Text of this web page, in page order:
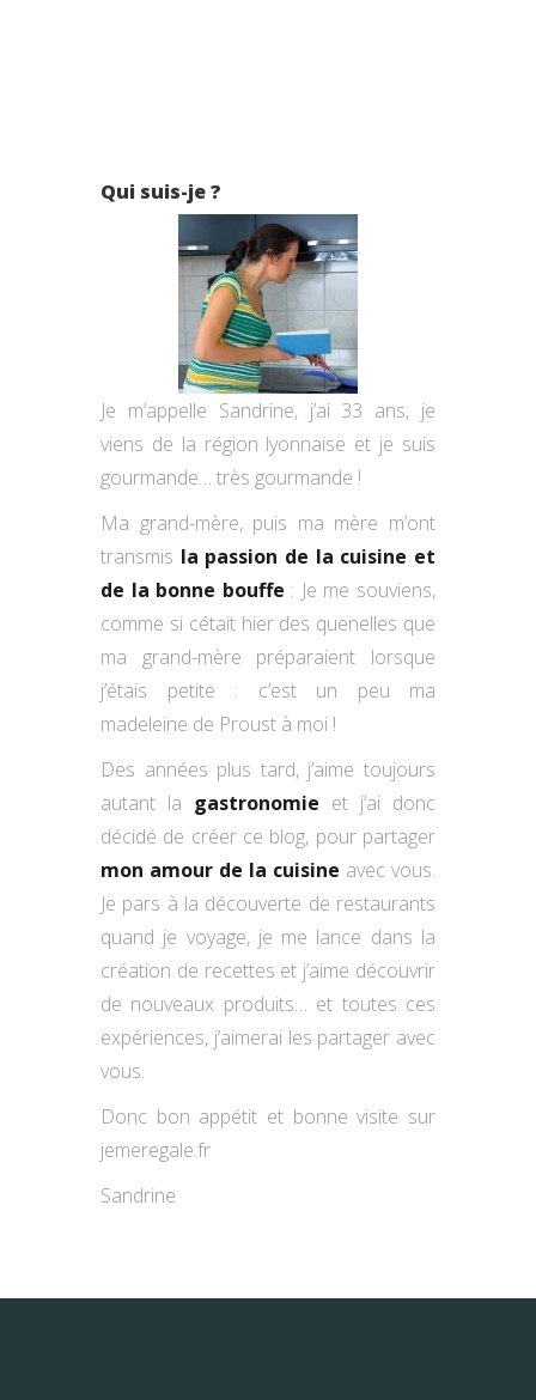
Qui suis-je ?
Je m’appelle Sandrine, j’ai 33 ans, je
viens de la région lyonnaise et je suis
gourmande… très gourmande !
Ma grand-mère, puis ma mère m’ont
transmis la passion de la cuisine et
de la bonne bouffe : Je me souviens,
comme si cétait hier des quenelles que
ma grand-mère préparaient lorsque
j’étais petite : c’est un peu ma
madeleine de Proust à moi !
Des années plus tard, j’aime toujours
autant la gastronomie et j’ai donc
décidé de créer ce blog, pour partager
mon amour de la cuisine avec vous.
Je pars à la découverte de restaurants
quand je voyage, je me lance dans la
création de recettes et j’aime découvrir
de nouveaux produits… et toutes ces
expériences, j’aimerai les partager avec
vous.
Donc bon appétit et bonne visite sur
jemeregale.fr
Sandrine